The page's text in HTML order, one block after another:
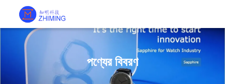
পণ্যের বিবরণ